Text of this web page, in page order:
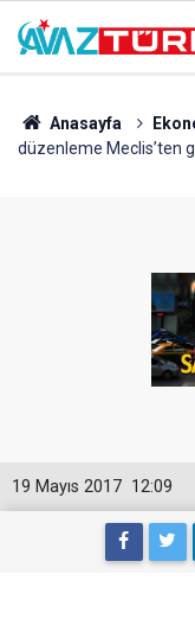
Anasayfa
düzenleme Meclis’ten
12:09
19 Mayıs 2017